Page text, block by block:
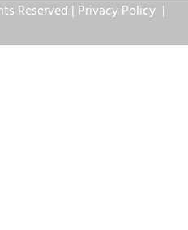
Reserved | Privacy Policy |